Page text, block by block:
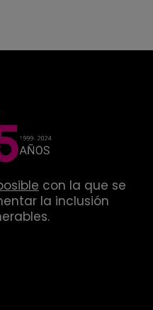
con la que se
la inclusión